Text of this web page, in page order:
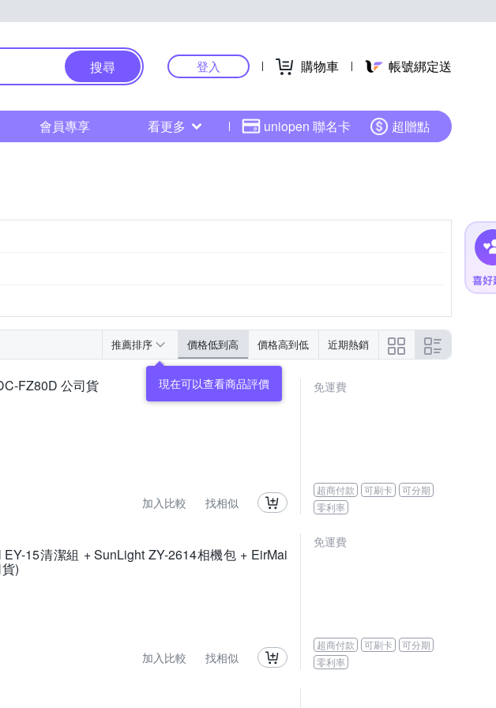
搜尋 登入 購物車 帳號綁定送
會員專享 看更多 uniopen 聯名卡 超贈點
推薦排序 價格低到高 價格高到低 近期熱銷
現在可以查看商品評價
FZ80D 公司貨
加入比較 找相似
免運費
超商付款 可刷卡
可分期
零利率
15清潔組 + SunLight ZY-2614相機包 + EirMai
)
加入比較 找相似
免運費
超商付款 可刷卡
可分期
零利率